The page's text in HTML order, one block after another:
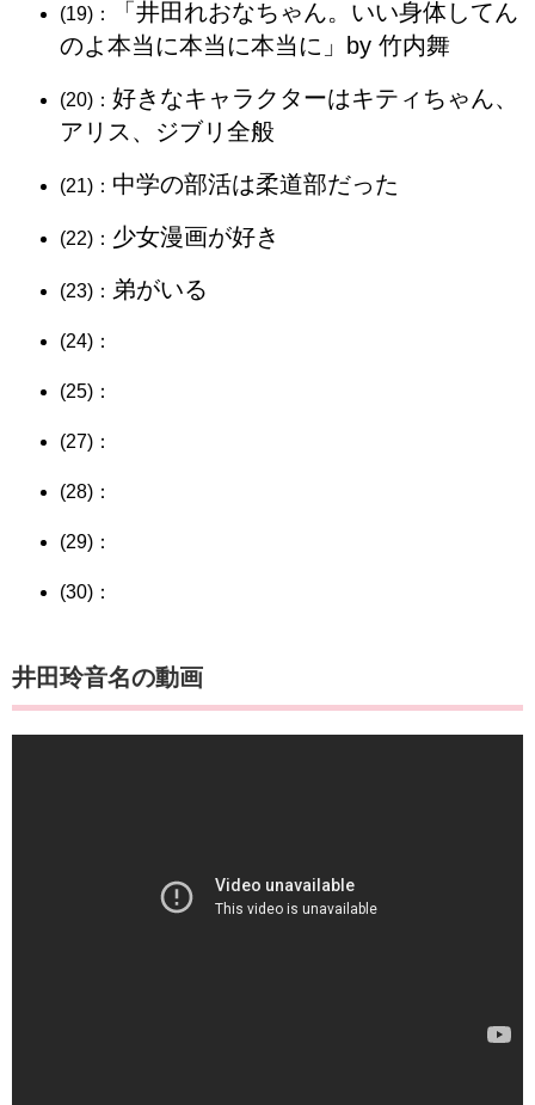
(19)：
「井田れおなちゃん。いい身体してん
のよ本当に本当に本当に」by 竹内舞
(20)： 好きなキャラクターはキティちゃん、
アリス、ジブリ全般
(21)： 中学の部活は柔道部だった
(22)： 少女漫画が好き
(23)： 弟がいる
(24)：
(25)：
(27)：
(28)：
(29)：
(30)：
井田玲音名の動画